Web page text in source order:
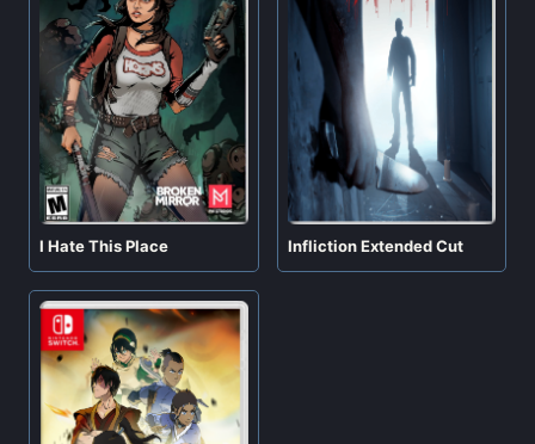
I Hate This Place Infliction Extended Cut